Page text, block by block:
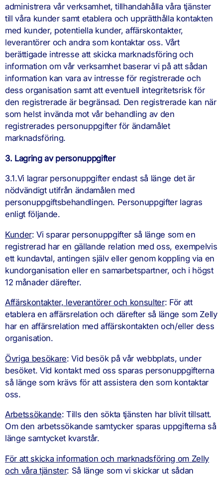
administrera vår verksamhet, tillhandahålla våra tjänster
till våra kunder samt etablera och upprätthålla kontakten
med kunder, potentiella kunder, affärskontakter,
leverantörer och andra som kontaktar oss. Vårt
berättigade intresse att skicka marknadsföring och
information om vår verksamhet baserar vi på att sådan
information kan vara av intresse för registrerade och
dess organisation samt att eventuell integritetsrisk för
den registrerade är begränsad. Den registrerade kan när
som helst invända mot vår behandling av den
registrerades personuppgifter för ändamålet
marknadsföring.
3. Lagring av personuppgifter
3.1.Vi lagrar personuppgifter endast så länge det är
nödvändigt utifrån ändamålen med
personuppgiftsbehandlingen. Personuppgifter lagras
enligt följande.
Kunder: Vi sparar personuppgifter så länge som en
registrerad har en gällande relation med oss, exempelvis
ett kundavtal, antingen själv eller genom koppling via en
kundorganisation eller en samarbetspartner, och i högst
12 månader därefter.
Affärskontakter, leverantörer och konsulter: För att
etablera en affärsrelation och därefter så länge som Zelly
har en affärsrelation med affärskontakten och/eller dess
organisation.
Övriga besökare: Vid besök på vår webbplats, under
besöket. Vid kontakt med oss sparas personuppgifterna
så länge som krävs för att assistera den som kontaktar
oss.
Arbetssökande: Tills den sökta tjänsten har blivit tillsatt.
Om den arbetssökande samtycker sparas uppgifterna så
länge samtycket kvarstår.
För att skicka information och marknadsföring om Zelly
och våra tjänster: Så länge som vi skickar ut sådan